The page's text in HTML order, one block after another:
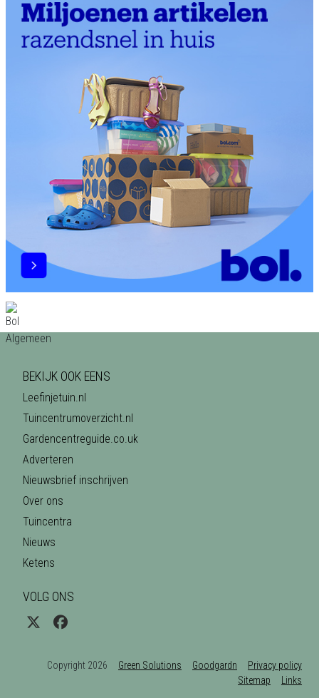
BEKIJK OOK EENS
Leefinjetuin.nl
Tuincentrumoverzicht.nl
Gardencentreguide.co.uk
Adverteren
Nieuwsbrief inschrijven
Over ons
Tuincentra
Nieuws
Ketens
VOLG ONS
Copyright 2026 Green Solutions Goodgardn
Privacy policy
Sitemap
Links